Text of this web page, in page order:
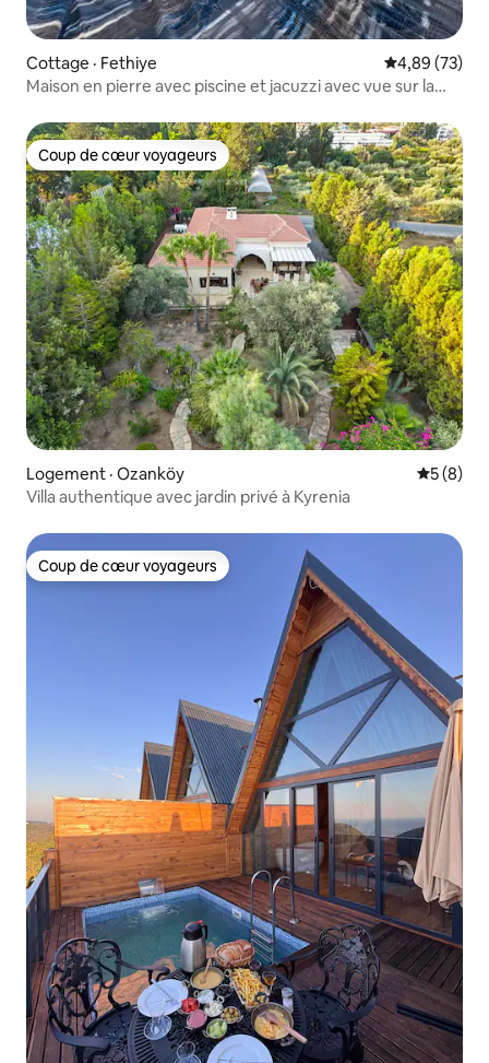
Cottage · Fethiye Note
4,89 (73)
Maison en pierre avec piscine et jacuzzi avec vue sur la
Coup de cœur voyageurs
Coup de cœur voyageurs
Logement · Ozanköy Note
5 (8)
Villa authentique avec jardin privé à Kyrenia
Coup de cœur voyageurs
Coup de cœur voyageurs